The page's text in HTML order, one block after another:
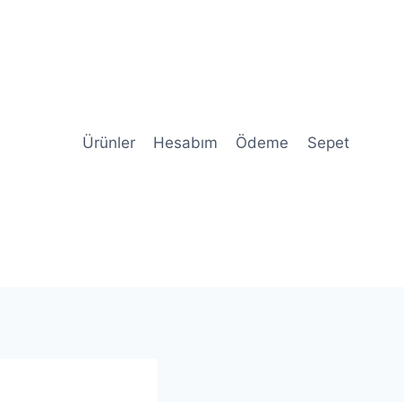
Ürünler Hesabım Ödeme Sepet